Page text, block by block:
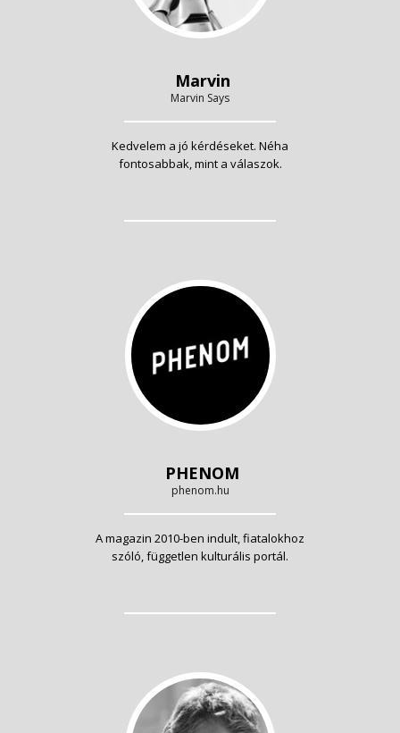
Marvin
Marvin Says
Kedvelem a jó kérdéseket. Néha
fontosabbak, mint a válaszok.
PHENOM
phenom.hu
A magazin 2010-ben indult, fiatalokhoz
szóló, független kulturális portál.